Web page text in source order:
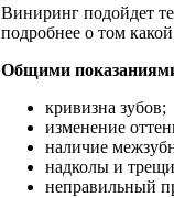
Виниринг подойдет
подробнее о том
Общими
кривизна зубов;
изменение
наличие
надколы и
неправильный